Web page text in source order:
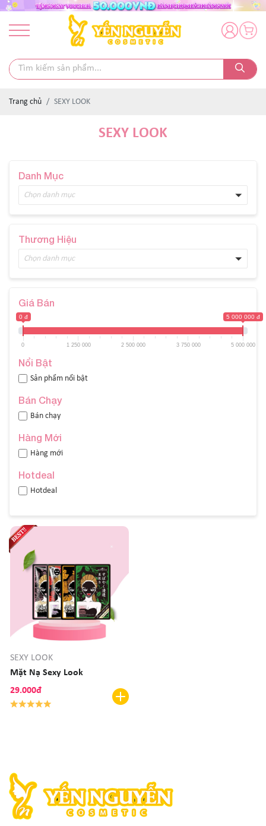
Trang chủ SEXY LOOK
SEXY LOOK
Danh Mục
Chọn danh mục
Thương Hiệu
Chọn danh mục
Giá Bán
0 đ 5 000 000 đ
0 1 250 000 2 500 000 3 750 000 5 000 000
Nổi Bật
Sản phẩm nổi bật
Bán Chạy
Bán chạy
Hàng Mới
Hàng mới
Hotdeal
Hotdeal
SEXY LOOK
Mặt Nạ Sexy Look
29.000đ